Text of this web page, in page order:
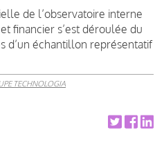
de l’observatoire interne
financier s’est déroulée du
d’un échantillon représentatif
TECHNOLOGIA